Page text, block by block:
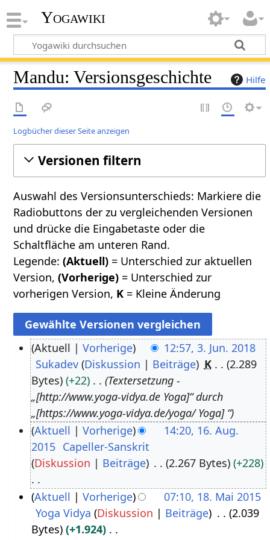
Yogawiki
Hilfe
Mandu: Versionsgeschichte
Logbücher dieser Seite anzeigen
Versionen filtern
Auswahl des Versionsunterschieds: Markiere die
Radiobuttons der zu vergleichenden Versionen
und drücke die Eingabetaste oder die
Schaltfläche am unteren Rand.
Legende:(Aktuell) = Unterschied zur aktuellen
Version,(Vorherige) = Unterschied zur
vorherigen Version, K = Kleine Änderung
n
1
Aktuell Vorherige
12:57, 3. Jun. 2018
Sukadev Diskussion Beiträge K
2.289
Bytes
+22
Textersetzung -
„[http://www.yoga-vidya.de Yoga]“ durch
„[https://www.yoga-vidya.de/yoga/ Yoga] “
A
Aktuell Vorherige
14:20, 16. Aug.
2015 Capeller-Sanskrit
Diskussion
Beiträge 2.267 Bytes +228
K
e
i
Aktuell Vorherige
07:10, 18. Mai 2015
Yoga Vidya Diskussion Beiträge
2.039
Bytes
+1.924